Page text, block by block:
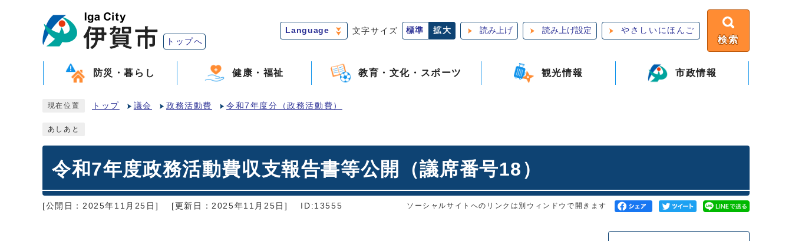
トップへ
Language 文字サイズ 標準 拡大 読み上げ 読み上げ設定 やさしいにほんご
検索
防災・暮らし 健康・福祉 教育・文化・スポーツ 観光情報 市政情報
現在位置 トップ 議会 政務活動費 令和7年度分（政務活動費）
あしあと
令和7年度政務活動費収支報告書等公開（議席番号18）
[公開日：2025年11月25日] [更新日：2025年11月25日] ID:13555 ソーシャルサイトへのリンクは別ウィンドウで開きます